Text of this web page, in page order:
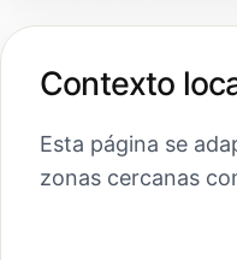
Contexto
Esta página se
zonas cercanas